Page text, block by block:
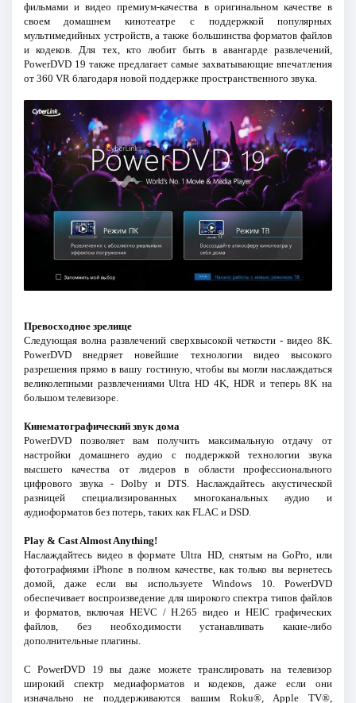
фильмами и видео премиум-качества в оригинальном качестве в
своем домашнем кинотеатре с поддержкой популярных
мультимедийных устройств, а также большинства форматов файлов
и кодеков. Для тех, кто любит быть в авангарде развлечений,
PowerDVD 19 также предлагает самые захватывающие впечатления
от 360 VR благодаря новой поддержке пространственного звука.
Превосходное зрелище
Следующая волна развлечений сверхвысокой четкости - видео 8K.
PowerDVD внедряет новейшие технологии видео высокого
разрешения прямо в вашу гостиную, чтобы вы могли наслаждаться
великолепными развлечениями Ultra HD 4K, HDR и теперь 8K на
большом телевизоре.
Кинематографический звук дома
PowerDVD позволяет вам получить максимальную отдачу от
настройки домашнего аудио с поддержкой технологии звука
высшего качества от лидеров в области профессионального
цифрового звука - Dolby и DTS. Наслаждайтесь акустической
разницей специализированных многоканальных аудио и
аудиоформатов без потерь, таких как FLAC и DSD.
Play & Cast Almost Anything!
Наслаждайтесь видео в формате Ultra HD, снятым на GoPro, или
фотографиями iPhone в полном качестве, как только вы вернетесь
домой, даже если вы используете Windows 10. PowerDVD
обеспечивает воспроизведение для широкого спектра типов файлов
и форматов, включая HEVC / H.265 видео и HEIC графических
файлов, без необходимости устанавливать какие-либо
дополнительные плагины.
С PowerDVD 19 вы даже можете транслировать на телевизор
широкий спектр медиаформатов и кодеков, даже если они
изначально не поддерживаются вашим Roku®, Apple TV®,